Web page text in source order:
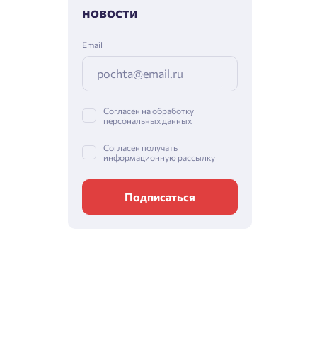
новости
Email
Согласен на обработку
персональных данных
Согласен получать
информационную рассылку
Подписаться